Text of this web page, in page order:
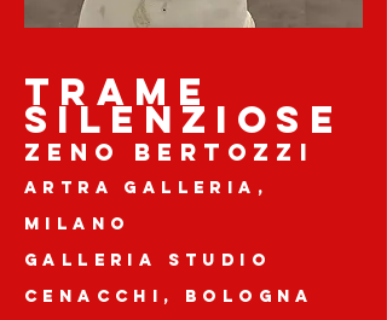
trame
silenziose
zeno bertozzi
Artra galleria,
Milano
Galleria studio
cenacchi, Bologna